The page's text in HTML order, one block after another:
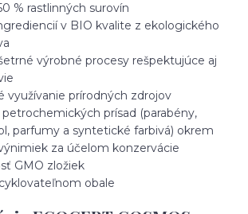
% rastlinných surovín
v BIO kvalite z ekologického
výrobné procesy rešpektujúce aj
využívanie prírodných zdrojov
petrochemických prísad (parabény,
parfumy a syntetické farbivá) okrem
za účelom konzervácie
GMO zložiek
obale